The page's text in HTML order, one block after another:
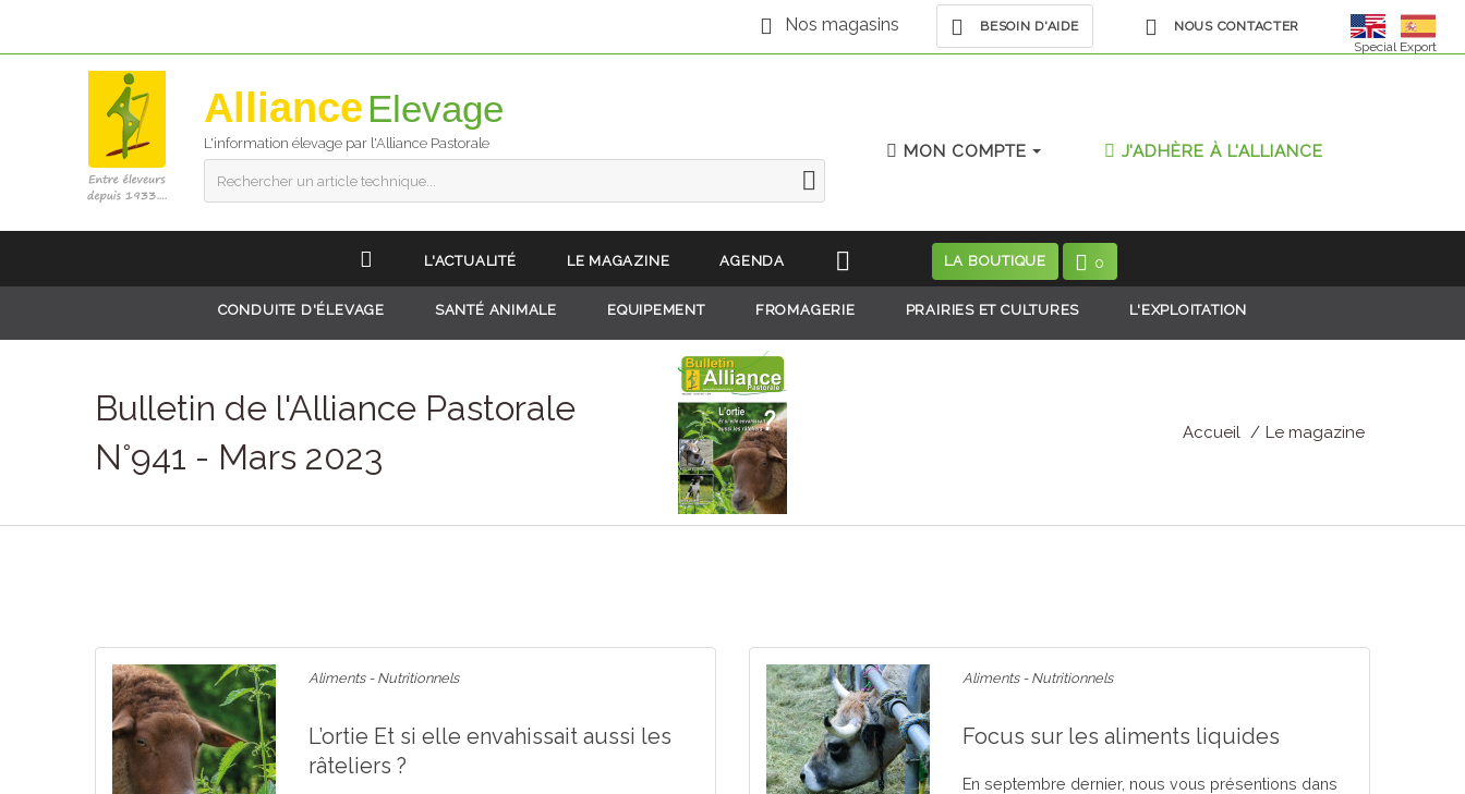
Nos magasins BESOIN D'AIDE
NOUS CONTACTER
Special Export
Alliance
L'information élevage par l'Alliance Pastorale
Rechercher un article technique...
MON COMPTE J'ADHÈRE À L'ALLIANCE
L'ACTUALITÉ LE MAGAZINE AGENDA LA BOUTIQUE 0
CONDUITE D'ÉLEVAGE SANTÉ ANIMALE EQUIPEMENT FROMAGERIE PRAIRIES ET CULTURES L'EXPLOITATION
Bulletin de l'Alliance Pastorale
N°941 - Mars 2023
Accueil Le magazine
Aliments - Nutritionnels
L’ortie Et si elle envahissait aussi les
râteliers ?
Aliments - Nutritionnels
Focus sur les aliments liquides
En septembre dernier, nous vous présentions dans